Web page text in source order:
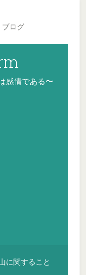
ブログ
感情である〜
に関すること